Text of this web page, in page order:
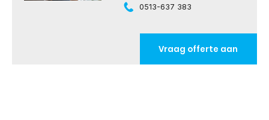
0513-637 383
Vraag offerte aan